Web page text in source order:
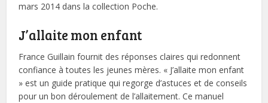
mars 2014 dans la collection Poche.
J’allaite mon enfant
France Guillain fournit des réponses claires qui redonnent
confiance à toutes les jeunes mères. « J’allaite mon enfant
» est un guide pratique qui regorge d’astuces et de conseils
pour un bon déroulement de l’allaitement. Ce manuel